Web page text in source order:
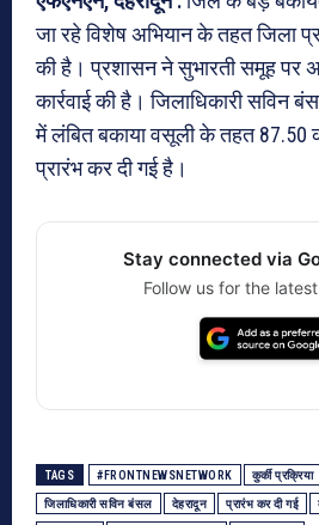
जा रहे विशेष अभियान के तहत जिला
की है। प्रशासन ने सुभारती समूह पर
कार्रवाई की है। जिलाधिकारी सविन
में लंबित बकाया वसूली के तहत 87.50
प्रारंभ कर दी गई है।
Stay connected via
Follow us for the
TAGS #FRONTNEWSNETWORK कुर्की प्रक्रिया
जिलाधिकारी सविन बंसल देहरादून प्रारंभ कर दी गई